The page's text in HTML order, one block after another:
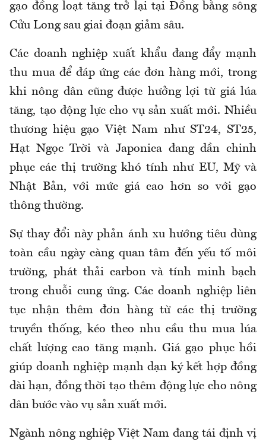
gạo đồng loạt tăng trở lại tại Đồng bằng sông
Cửu Long sau giai đoạn giảm sâu.
Các doanh nghiệp xuất khẩu đang đẩy mạnh
thu mua để đáp ứng các đơn hàng mới, trong
khi nông dân cũng được hưởng lợi từ giá lúa
tăng, tạo động lực cho vụ sản xuất mới. Nhiều
thương hiệu gạo Việt Nam như ST24, ST25,
Hạt Ngọc Trời và Japonica đang dần chinh
phục các thị trường khó tính như EU, Mỹ và
Nhật Bản, với mức giá cao hơn so với gạo
thông thường.
Sự thay đổi này phản ánh xu hướng tiêu dùng
toàn cầu ngày càng quan tâm đến yếu tố môi
trường, phát thải carbon và tính minh bạch
trong chuỗi cung ứng. Các doanh nghiệp liên
tục nhận thêm đơn hàng từ các thị trường
truyền thống, kéo theo nhu cầu thu mua lúa
chất lượng cao tăng mạnh. Giá gạo phục hồi
giúp doanh nghiệp mạnh dạn ký kết hợp đồng
dài hạn, đồng thời tạo thêm động lực cho nông
dân bước vào vụ sản xuất mới.
Ngành nông nghiệp Việt Nam đang tái định vị